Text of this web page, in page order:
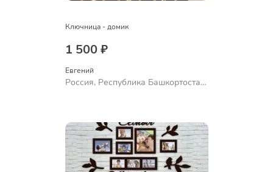
Ключница - домик
1 500 ₽
Евгений
Россия, Республика Башкортостан,